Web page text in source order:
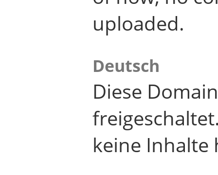
uploaded.
Deutsch
Diese
keine Inhalte